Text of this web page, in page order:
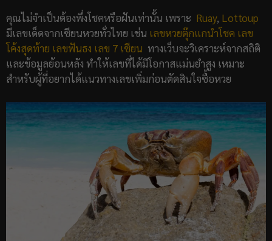
คุณไม่จำเป็นต้องพึ่งโชคหรือฝันเท่านั้น เพราะ Ruay, Lottoup
มีเลขเด็ดจากเซียนหวยทั่วไทย เช่น เลขหวยตุ๊กแกนำโชค เลข
โค้งสุดท้าย เลขฟันธง เลข 7 เซียน ทางเว็บจะวิเคราะห์จากสถิติ
และข้อมูลย้อนหลัง ทำให้เลขที่ได้มีโอกาสแม่นยำสูง เหมาะ
สำหรับผู้ที่อยากได้แนวทางเลขเพิ่มก่อนตัดสินใจซื้อหวย